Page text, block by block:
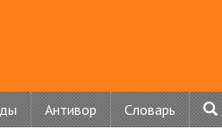
Антивор Словарь